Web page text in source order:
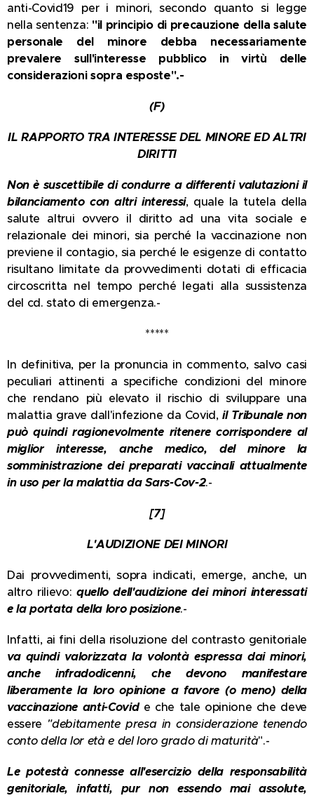
anti-Covid19 per i minori, secondo quanto si legge
nella sentenza: "il principio di precauzione della salute
personale del minore debba necessariamente
prevalere sull'interesse pubblico in virtù delle
considerazioni sopra esposte".-
(F)
IL RAPPORTO TRA INTERESSE DEL MINORE ED ALTRI
DIRITTI
Non è suscettibile di condurre a differenti valutazioni il
bilanciamento con altri interessi, quale la tutela della
salute altrui ovvero il diritto ad una vita sociale e
relazionale dei minori, sia perché la vaccinazione non
previene il contagio, sia perché le esigenze di contatto
risultano limitate da provvedimenti dotati di efficacia
circoscritta nel tempo perché legati alla sussistenza
del cd. stato di emergenza.-
*****
In definitiva, per la pronuncia in commento, salvo casi
peculiari attinenti a specifiche condizioni del minore
che rendano più elevato il rischio di sviluppare una
malattia grave dall'infezione da Covid,il Tribunale non
può quindi ragionevolmente ritenere corrispondere al
miglior interesse, anche medico, del minore la
somministrazione dei preparati vaccinali attualmente
in uso per la malattia da Sars-Cov-2.-
[7]
L'AUDIZIONE DEI MINORI
Dai provvedimenti, sopra indicati, emerge, anche, un
altro rilievo: quello dell'audizione dei minori interessati
e la portata della loro posizione.-
Infatti, ai fini della risoluzione del contrasto genitoriale
va quindi valorizzata la volontà espressa dai minori,
anche infradodicenni, che devono manifestare
liberamente la loro opinione a favore (o meno) della
vaccinazione anti-Covide che tale opinione che deve
essere "debitamente presa in considerazione tenendo
conto della lor età e del loro grado di maturità".-
Le potestà connesse all'esercizio della responsabilità
genitoriale, infatti, pur non essendo mai assolute,